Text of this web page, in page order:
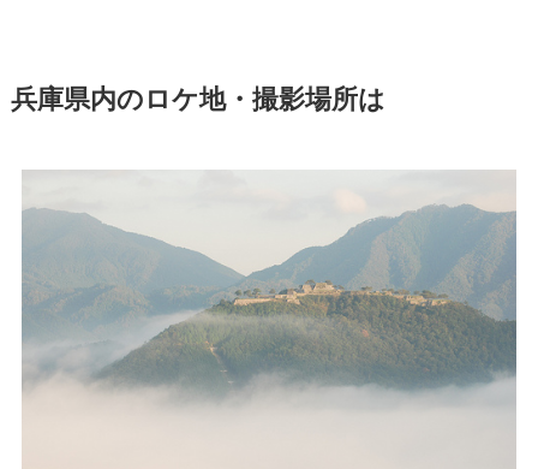
兵庫県内のロケ地・撮影場所は